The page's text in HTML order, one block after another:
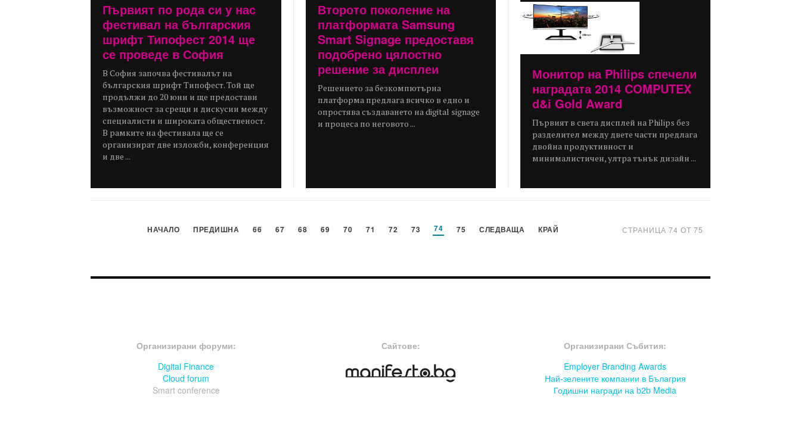
Първият по рода си у нас
фестивал на българския
шрифт Типофест 2014 ще
се проведе в София
В София започва фестивалът на
българския шрифт Типофест. Той ще
продължи до 20 юни и ще предостави
възможност за срещи и дискусии между
специалисти и широката общественост.
В рамките на фестивала ще се
организират две изложби, конференция
и две ...
Второто поколение на
платформата Samsung
Smart Signage предоставя
подобрено цялостно
решение за дисплеи
Решението за безкомпютърна
платформа предлага всичко в едно и
опростява създаването на digital signage
и процеса по неговото ...
Монитор на Philips спечели
наградата 2014 COMPUTEX
d&i Gold Award
Първият в света дисплей на Philips без
разделител между двете части предлага
двойна продуктивност и
минималистичен, ултра тънък дизайн ...
СТРАНИЦА 74 ОТ 75
НАЧАЛО ПРЕДИШНА 66 67 68 69 70 71 72 73 74 75 СЛЕДВАЩА КРАЙ
Организирани форуми:
Digital Finance
Cloud forum
Smart conference
Сайтове:
Организирани Събития:
Employer Branding Awards
Най-зелените компании в Бълагрия
Годишни награди на b2b Media